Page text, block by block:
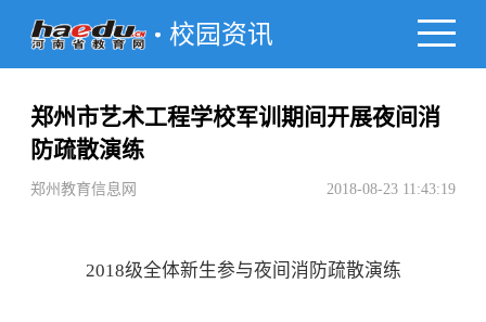
校园资讯
郑州市艺术工程学校军训期间开展夜间消
防疏散演练
郑州教育信息网 2018-08-23 11:43:19
2018级全体新生参与夜间消防疏散演练